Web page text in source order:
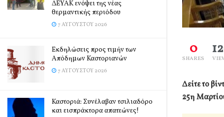
ΔΕΥΑΚ ενόψει της νέας
θερμαντικής περιόδου
7 ΑΥΓΟΎΣΤΟΥ 2026
Εκδηλώσεις προς τιμήν των
Απόδημων Καστοριανών
7 ΑΥΓΟΎΣΤΟΥ 2026
Καστοριά: Συνέλαβαν τσιλιαδόρο
και εισπράκτορα απατεώνες!
0
SHARES
Δείτε το
25η